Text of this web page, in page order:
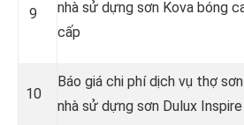
9
nhà sử dựng sơn Kova bóng
cấp
10
Báo giá chi phí dịch vụ thợ
nhà sử dựng sơn Dulux Inspire